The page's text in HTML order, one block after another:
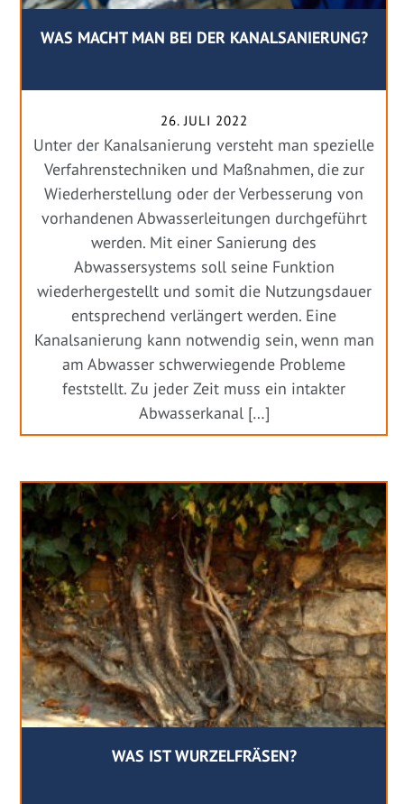
WAS MACHT MAN BEI DER KANALSANIERUNG?
26. JULI 2022
Unter der Kanalsanierung versteht man spezielle
Verfahrenstechniken und Maßnahmen, die zur
Wiederherstellung oder der Verbesserung von
vorhandenen Abwasserleitungen durchgeführt
werden. Mit einer Sanierung des
Abwassersystems soll seine Funktion
wiederhergestellt und somit die Nutzungsdauer
entsprechend verlängert werden. Eine
Kanalsanierung kann notwendig sein, wenn man
am Abwasser schwerwiegende Probleme
feststellt. Zu jeder Zeit muss ein intakter
Abwasserkanal […]
WAS IST WURZELFRÄSEN?